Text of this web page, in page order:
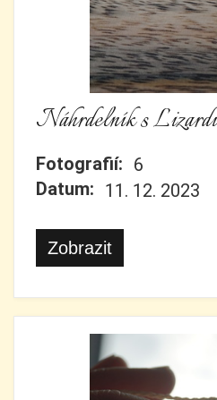
Náhrdelník s
Fotografií: 6
Datum: 11. 12. 2023
Zobrazit